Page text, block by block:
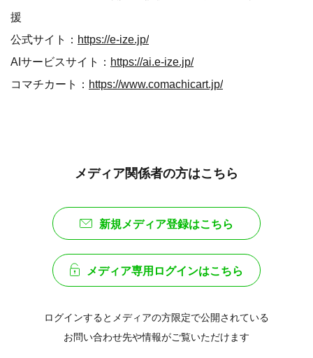
援
公式サイト： https://e-ize.jp/
AIサービスサイト： https://ai.e-ize.jp/
コマチカート： https://www.comachicart.jp/
メディア関係者の方はこちら
新規メディア登録はこちら
メディア専用ログインはこちら
ログインするとメディアの方限定で公開されている
お問い合わせ先や情報がご覧いただけます